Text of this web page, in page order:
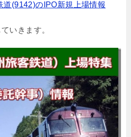
道(9142)のIPO新規上場情報
いきます。